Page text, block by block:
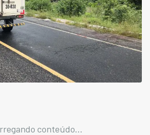
conteúdo...